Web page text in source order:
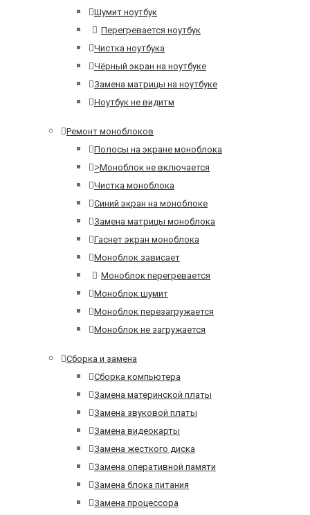
Шумит ноутбук
Перегревается ноутбук
Чистка ноутбука
Чёрный экран на ноутбуке
Замена матрицы на ноутбуке
Ноутбук не видитм
Ремонт моноблоков
Полосы на экране моноблока
>Моноблок не включается
Чистка моноблока
Синий экран на моноблоке
Замена матрицы моноблока
Гаснет экран моноблока
Моноблок зависает
Моноблок перегревается
Моноблок шумит
Моноблок перезагружается
Моноблок не загружается
Сборка и замена
Сборка компьютера
Замена материнской платы
Замена звуковой платы
Замена видеокарты
Замена жесткого диска
Замена оперативной памяти
Замена блока питания
Замена процессора